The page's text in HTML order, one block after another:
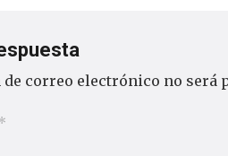
correo electrónico no será